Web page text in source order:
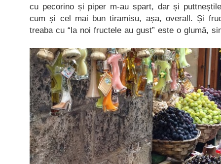
cu pecorino și piper m-au spart, dar și
cum și cel mai bun tiramisu, așa, overall. Și
treaba cu “la noi fructele au gust” este o glumă,